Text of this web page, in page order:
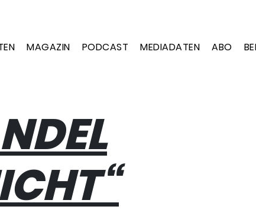
MAGAZIN PODCAST MEDIADATEN ABO